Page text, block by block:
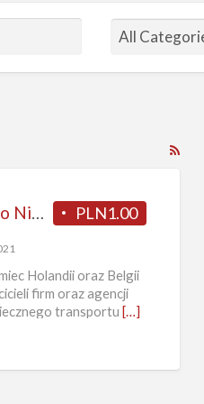
RSS
PLN1.00
CzajkaBus – przejazdy busem do Niemiec i Holandii, przewóz przesyłek
Holandii oraz Belgii
firm oraz agencji
transportu […]